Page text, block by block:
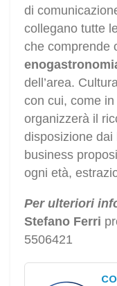
di
collegano tutte
che comprende
dell’area.
con cui, come
organizzerà il
disposizione
business
ogni età,
Per ulteriori
Stefano Ferri
5506421